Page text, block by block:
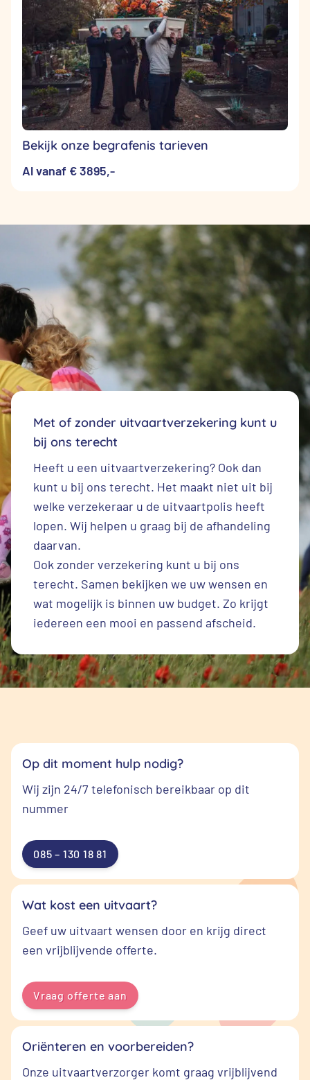
Bekijk onze begrafenis tarieven
Al vanaf € 3895,-
Met of zonder uitvaartverzekering kunt u
bij ons terecht
Heeft u een uitvaartverzekering? Ook dan
kunt u bij ons terecht. Het maakt niet uit bij
welke verzekeraar u de uitvaartpolis heeft
lopen. Wij helpen u graag bij de afhandeling
daarvan.
Ook zonder verzekering kunt u bij ons
terecht. Samen bekijken we uw wensen en
wat mogelijk is binnen uw budget. Zo krijgt
iedereen een mooi en passend afscheid.
Op dit moment hulp nodig?
Wij zijn 24/7 telefonisch bereikbaar op dit
nummer
085 – 130 18 81
Wat kost een uitvaart?
Geef uw uitvaart wensen door en krijg direct
een vrijblijvende offerte.
Vraag offerte aan
Oriënteren en voorbereiden?
Onze uitvaartverzorger komt graag vrijblijvend